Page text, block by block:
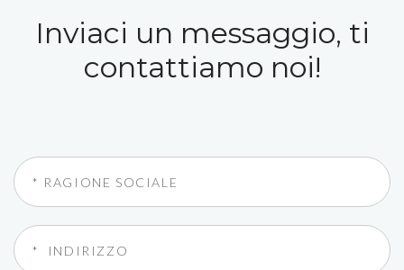
Inviaci un messaggio, ti
contattiamo noi!